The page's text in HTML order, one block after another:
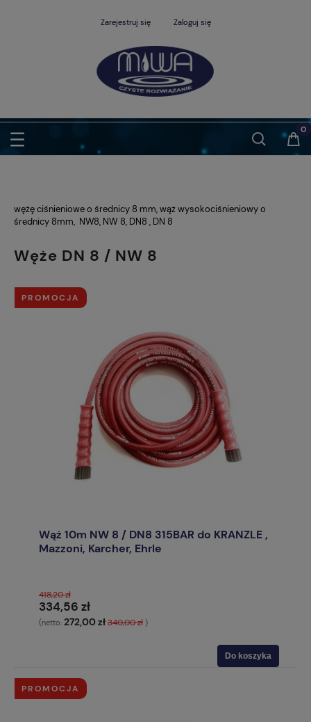
Zarejestruj się Zaloguj się
wężę ciśnieniowe o średnicy 8 mm, wąż wysokociśnieniowy o
średnicy 8mm, NW8, NW 8, DN8 , DN 8
Węże DN 8 / NW 8
Wąż 10m NW 8 / DN8 315BAR do KRANZLE ,
Mazzoni, Karcher, Ehrle
334,56 zł
418,20 zł
(netto: 272,00 zł340,00 zł )
Do koszyka
PROMOCJA
PROMOCJA